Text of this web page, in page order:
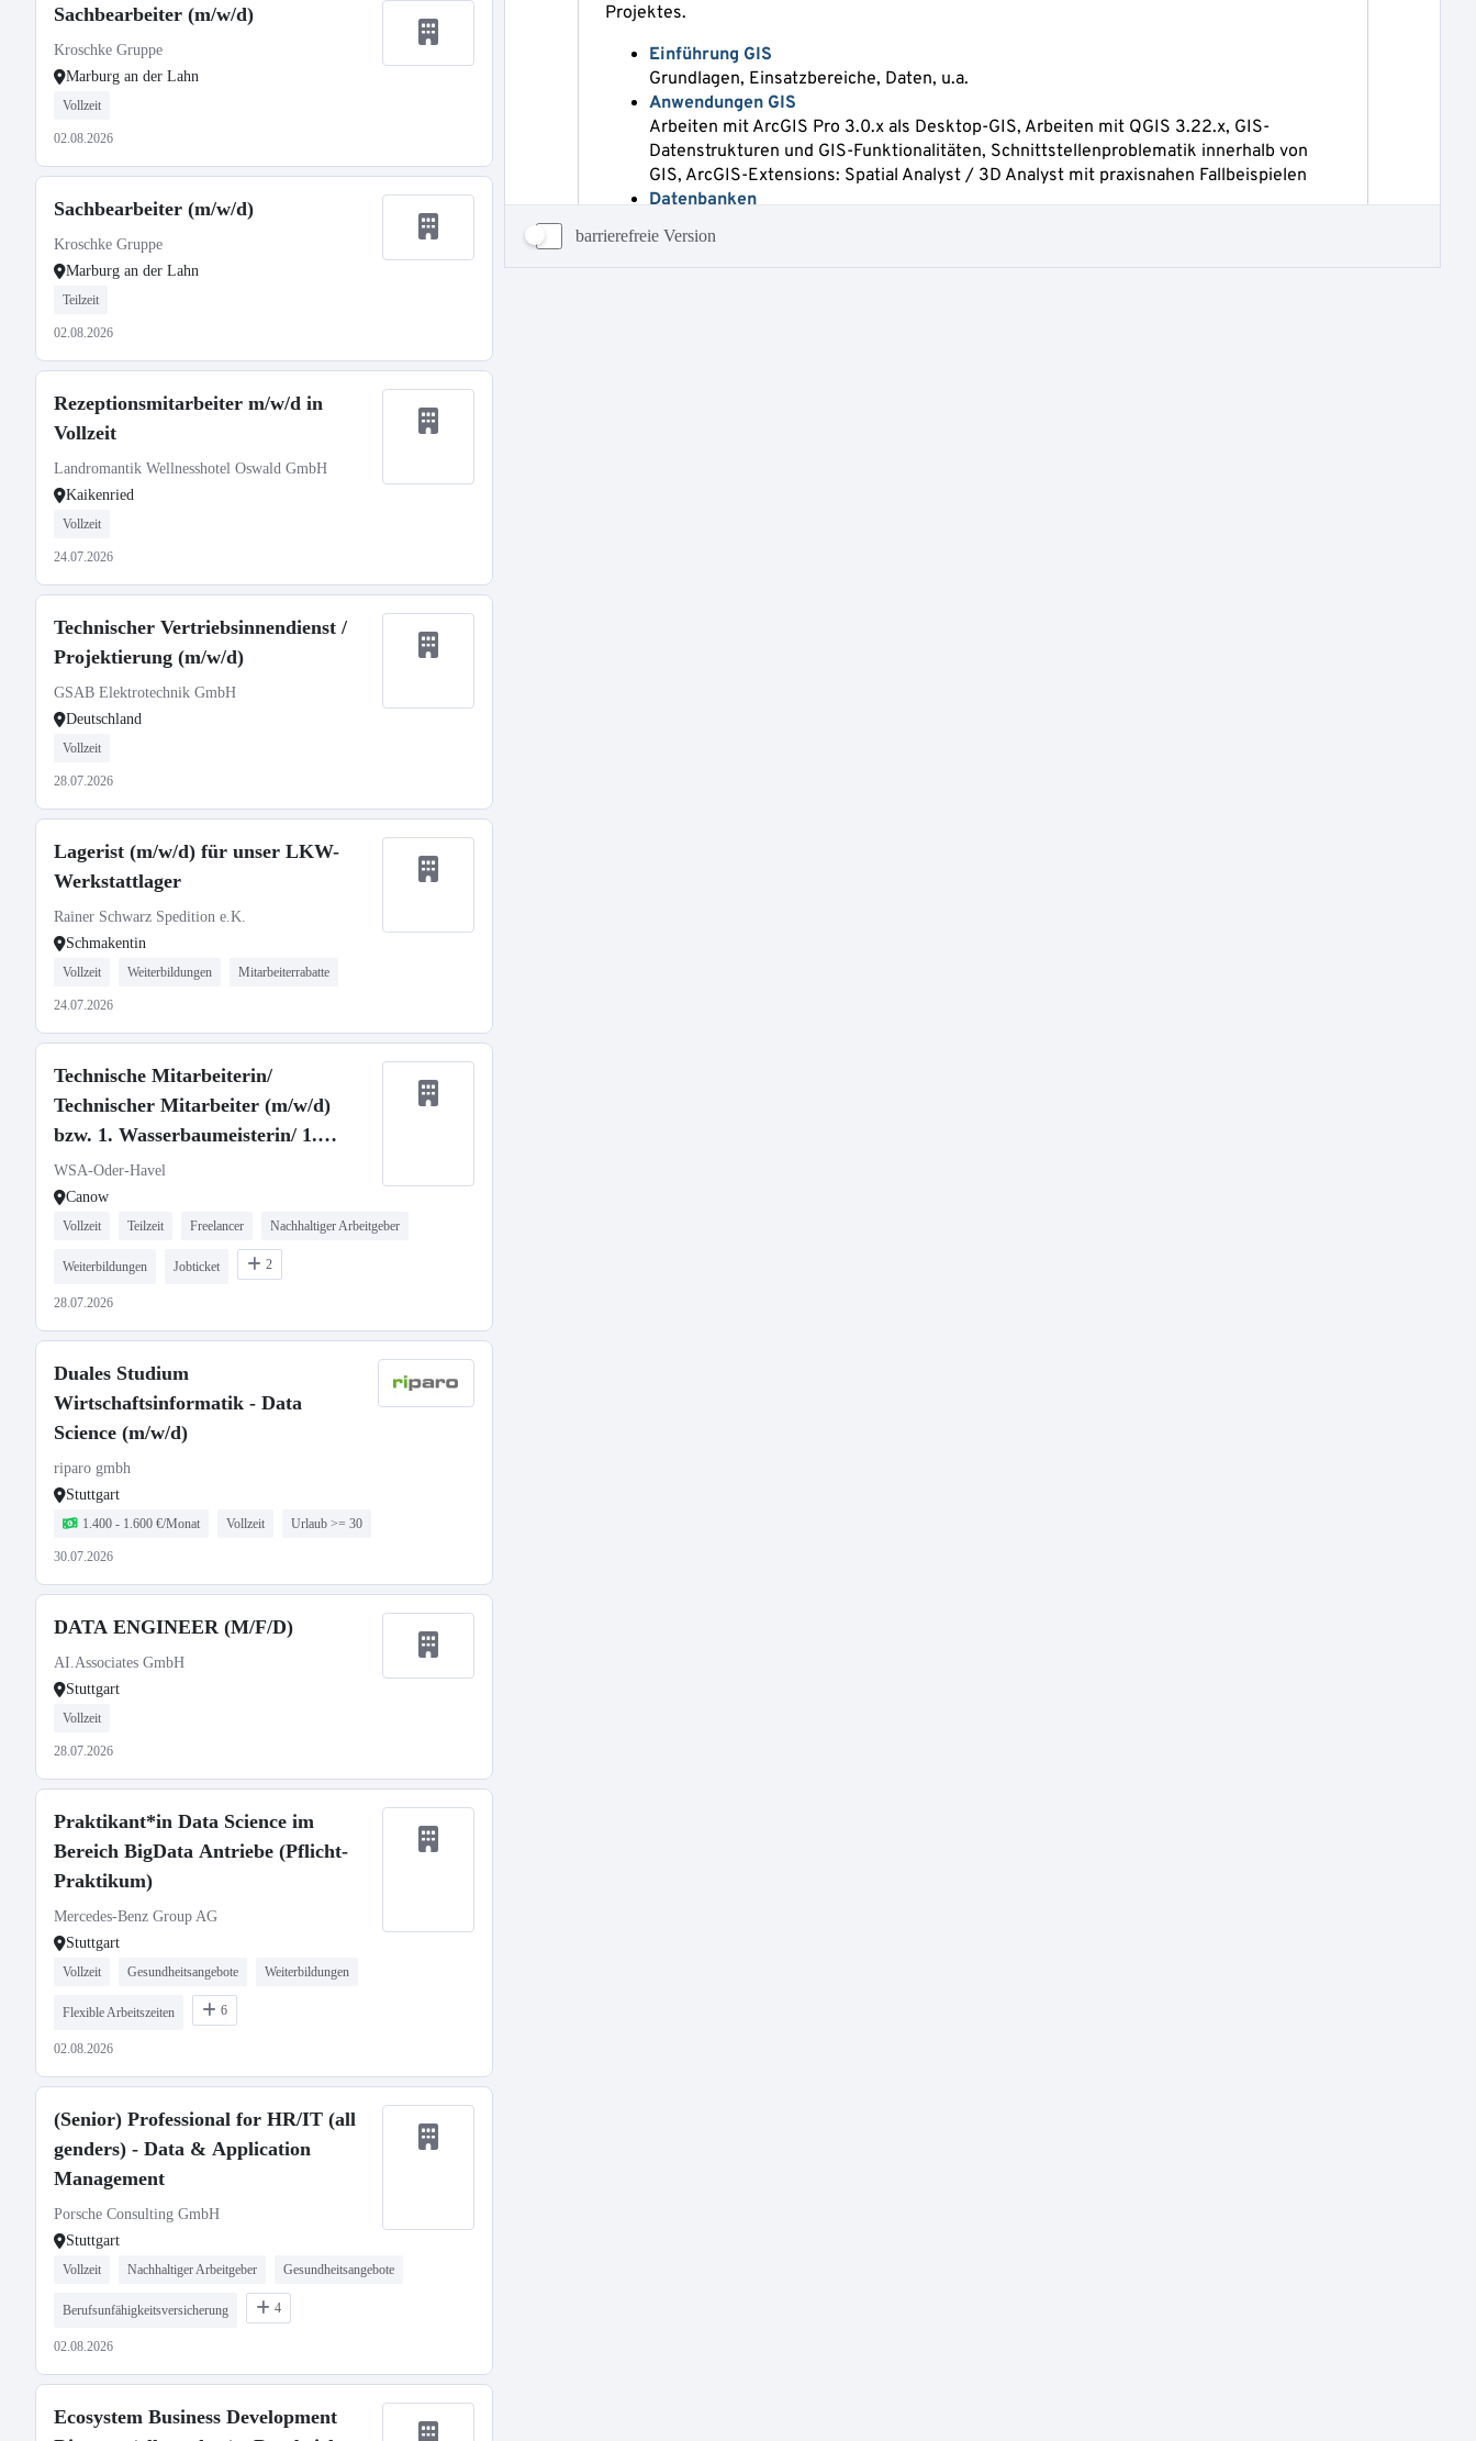
Sachbearbeiter (m/w/d)
Kroschke Gruppe
Marburg an der Lahn
Vollzeit
02.08.2026
Sachbearbeiter (m/w/d)
Kroschke Gruppe
Marburg an der Lahn
Teilzeit
02.08.2026
Rezeptionsmitarbeiter m/w/d in
Vollzeit
Landromantik Wellnesshotel Oswald GmbH
Kaikenried
Vollzeit
24.07.2026
Technischer Vertriebsinnendienst /
Projektierung (m/w/d)
GSAB Elektrotechnik GmbH
Deutschland
Vollzeit
28.07.2026
Lagerist (m/w/d) für unser LKW-
Werkstattlager
Rainer Schwarz Spedition e.K.
Schmakentin
Vollzeit Weiterbildungen Mitarbeiterrabatte
24.07.2026
Technische Mitarbeiterin/
Technischer Mitarbeiter (m/w/d)
bzw. 1. Wasserbaumeisterin/ 1.
Wasserbaumeister (m/w/d)
WSA-Oder-Havel
Canow
Vollzeit Teilzeit Freelancer Nachhaltiger Arbeitgeber
Weiterbildungen Jobticket 2
28.07.2026
Duales Studium
Wirtschaftsinformatik - Data
Science (m/w/d)
riparo gmbh
Stuttgart
1.400 - 1.600 €/Monat Vollzeit Urlaub >= 30
30.07.2026
DATA ENGINEER (M/F/D)
AI.Associates GmbH
Stuttgart
Vollzeit
28.07.2026
Praktikant*in Data Science im
Bereich BigData Antriebe (Pflicht-
Praktikum)
Mercedes-Benz Group AG
Stuttgart
Vollzeit Gesundheitsangebote Weiterbildungen
Flexible Arbeitszeiten 6
02.08.2026
(Senior) Professional for HR/IT (all
genders) - Data & Application
Management
Porsche Consulting GmbH
Stuttgart
Vollzeit Nachhaltiger Arbeitgeber Gesundheitsangebote
Berufsunfähigkeitsversicherung 4
02.08.2026
Ecosystem Business Development
barrierefreie Version